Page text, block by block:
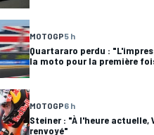
MOTOGP5 h
Quartararo perdu :
la moto pour la première
MOTOGP6 h
Steiner : "À l'heure actuelle,
renvoyé"